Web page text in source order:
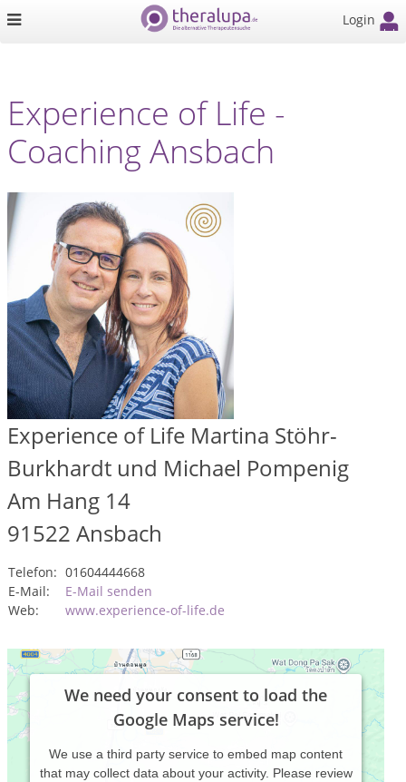
Login
Experience of Life -
Coaching Ansbach
Experience of Life Martina Stöhr-
Burkhardt und Michael Pompenig
Am Hang 14
91522 Ansbach
Telefon: 01604444668
E-Mail:
E-Mail senden
Web:
www.experience-of-life.de
We need your consent to load the
Google Maps service!
We use a third party service to embed map content
that may collect data about your activity. Please review